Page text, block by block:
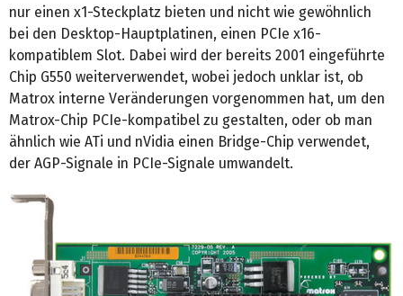
nur einen x1-Steckplatz bieten und nicht wie gewöhnlich
bei den Desktop-Hauptplatinen, einen PCIe x16-
kompatiblem Slot. Dabei wird der bereits 2001 eingeführte
Chip G550 weiterverwendet, wobei jedoch unklar ist, ob
Matrox interne Veränderungen vorgenommen hat, um den
Matrox-Chip PCIe-kompatibel zu gestalten, oder ob man
ähnlich wie ATi und nVidia einen Bridge-Chip verwendet,
der AGP-Signale in PCIe-Signale umwandelt.